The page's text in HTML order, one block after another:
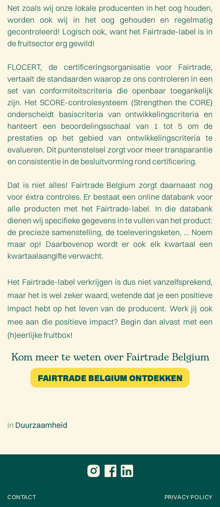
Net zoals wij onze lokale producenten in het oog houden,
worden ook wij in het oog gehouden en regelmatig
gecontroleerd! Logisch ook, want het Fairtrade-label is in
de fruitsector erg gewild!
FLOCERT, de certificeringsorganisatie voor Fairtrade,
vertaalt de standaarden waarop ze ons controleren in een
set van conformiteitscriteria die openbaar toegankelijk
zijn. Het SCORE-controlesysteem (Strengthen the CORE)
onderscheidt basiscriteria van ontwikkelingscriteria en
hanteert een beoordelingsschaal van 1 tot 5 om de
prestaties op het gebied van ontwikkelingscriteria te
evalueren. Dit puntenstelsel zorgt voor meer transparantie
en consistentie in de besluitvorming rond certificering.
Dat is niet alles! Fairtrade Belgium zorgt daarnaast nog
voor éxtra controles. Er bestaat een online databank voor
alle producten met het Fairtrade-label. In die databank
dienen wij specifieke gegevens in te vullen van het product:
de precieze samenstelling, de toeleveringsketen, … Noem
maar op! Daarbovenop wordt er ook elk kwartaal een
kwartaalaangifte verwacht.
Het Fairtrade-label verkrijgen is dus niet vanzelfsprekend,
maar het is wel zeker waard, wetende dat je een positieve
impact hebt op het leven van de producent. Werk jij ook
mee aan die positieve impact? Begin dan alvast met een
(h)eerlijke fruitbox!
Kom meer te weten over Fairtrade Belgium
FAIRTRADE BELGIUM ONTDEKKEN
in Duurzaamheid
CONTACT
PRIVACY POLICY